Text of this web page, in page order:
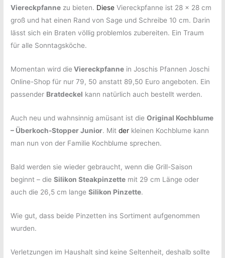
Viereckpfanne zu bieten. Diese Viereckpfanne ist 28 x 28 cm
groß und hat einen Rand von Sage und Schreibe 10 cm. Darin
lässt sich ein Braten völlig problemlos zubereiten. Ein Traum
für alle Sonntagsköche.
Momentan wird die Viereckpfanne in Joschis Pfannen Joschi
Online-Shop für nur 79, 50 anstatt 89,50 Euro angeboten. Ein
passender Bratdeckel kann natürlich auch bestellt werden.
Auch neu und wahnsinnig amüsant ist dieOriginal Kochblume
– Überkoch-Stopper Junior. Mitder kleinen Kochblume kann
man nun von der Familie Kochblume sprechen.
Bald werden sie wieder gebraucht, wenn die Grill-Saison
beginnt – dieSilikon Steakpinzette mit 29 cm Länge oder
auch die 26,5 cm langeSilikon Pinzette.
Wie gut, dass beide Pinzetten ins Sortiment aufgenommen
wurden.
Verletzungen im Haushalt sind keine Seltenheit, deshalb sollte